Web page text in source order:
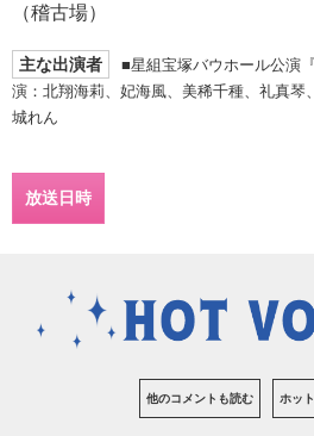
（稽古場）
主な出演者
■星組宝塚バウホール公演
演：北翔海莉、妃海風、美稀千種、礼真琴
城れん
放送日時
他のコメントも読む ホッ